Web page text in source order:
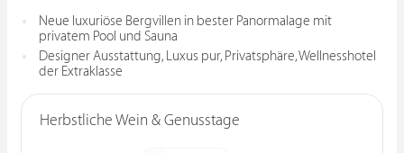
Neue luxuriöse Bergvillen in bester Panormalage mit
privatem Pool und Sauna
Designer Ausstattung, Luxus pur, Privatsphäre, Wellnesshotel
der Extraklasse
Herbstliche Wein & Genusstage